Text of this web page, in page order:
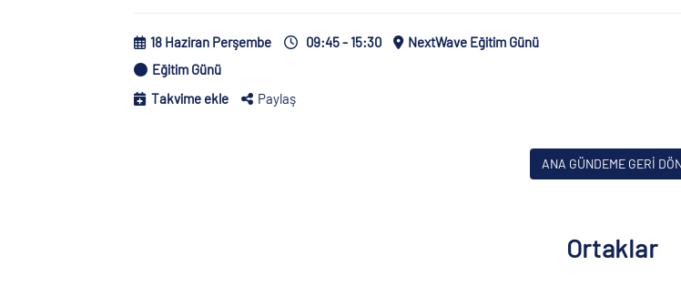
18 Haziran Perşembe 09:45 - 15:30
NextWave Eğitim Günü
Eğitim Günü
Takvime ekle
Paylaş
ANA GÜNDEME GERİ
Ortaklar